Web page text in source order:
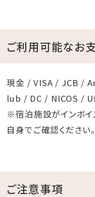
ご利用可能なお
現金 / VISA / JCB /
lub / DC / NICOS /
※宿泊施設がインボ
自身でご確認ください。
ご注意事項